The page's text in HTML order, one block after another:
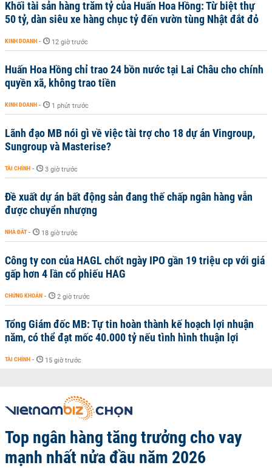
Khối tài sản hàng trăm tỷ của Huấn Hoa Hồng: Từ biệt thự
50 tỷ, dàn siêu xe hàng chục tỷ đến vườn tùng Nhật đắt đỏ
KINH DOANH - 12 giờ trước
Huấn Hoa Hồng chỉ trao 24 bồn nước tại Lai Châu cho chính
quyền xã, không trao tiền
KINH DOANH - 1 phút trước
Lãnh đạo MB nói gì về việc tài trợ cho 18 dự án Vingroup,
Sungroup và Masterise?
TÀI CHÍNH - 3 giờ trước
Đề xuất dự án bất động sản đang thế chấp ngân hàng vẫn
được chuyển nhượng
NHÀ ĐẤT - 18 giờ trước
Công ty con của HAGL chốt ngày IPO gần 19 triệu cp với giá
gấp hơn 4 lần cổ phiếu HAG
CHỨNG KHOÁN - 2 giờ trước
Tổng Giám đốc MB: Tự tin hoàn thành kế hoạch lợi nhuận
năm, có thể đạt mốc 40.000 tỷ nếu tình hình thuận lợi
TÀI CHÍNH - 15 giờ trước
Top ngân hàng tăng trưởng cho vay
mạnh nhất nửa đầu năm 2026